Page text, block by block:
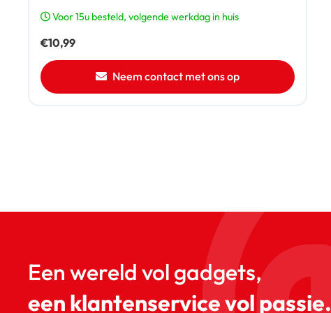
Voor 15u besteld, volgende werkdag in huis
€10,99
Neem contact met ons op
Een wereld vol gadgets,
een klantenservice vol passie.